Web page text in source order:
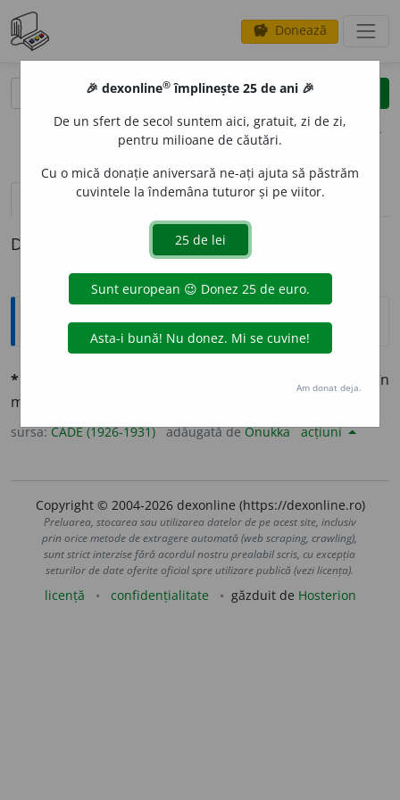
savings Donează
clear
opțiuni
definiții (1) pronunțievolume_up (16)
Definiția cu ID-ul 1346068:
Explicative DEX
*CAPTIVIT
Starea celui captiv, celui căzut în
mîinile dușmanului, robie, lipsă de libertate [
sursa:CADE (1926-1931) adăugată deOnukka acțiuni
Copyright © 2004-2026 dexonline (https://dexonline.ro)
Preluarea, stocarea sau utilizarea datelor de pe acest site, inclusiv
prin orice metode de extragere automată (web scraping, crawling),
sunt strict interzise fără acordul nostru prealabil scris, cu excepția
seturilor de date oferite oficial spre utilizare publică (vezi licența).
licență confidențialitate găzduit de Hosterion
🎉 dexonline® împlinește 25 de ani 🎉
De un sfert de secol suntem aici, gratuit, zi de zi,
pentru milioane de căutări.
Cu o mică donație aniversară ne-ați ajuta să păstrăm
cuvintele la îndemâna tuturor și pe viitor.
Am donat deja.